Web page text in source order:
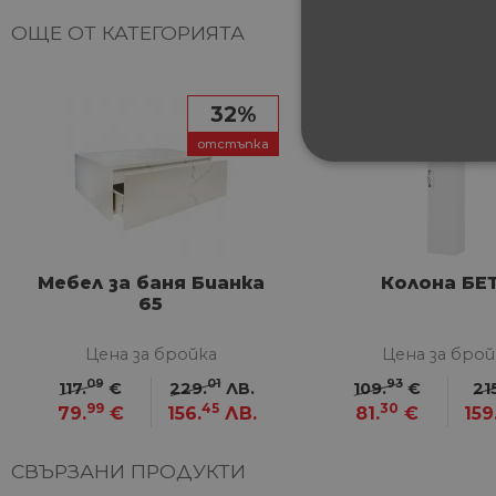
ОЩЕ ОТ КАТЕГОРИЯТА
32%
отстъпка
Мебел за баня Бианка
65
Цена за бройка
117.09 €
79.99 €
229.01 ЛВ.
156.45 ЛВ.
Колона
Цена за
109.93 €
81.30 €
СВЪРЗАНИ ПРОДУКТИ
СТРОГО
Строго необходимите
акаунта. Уебсайтът не